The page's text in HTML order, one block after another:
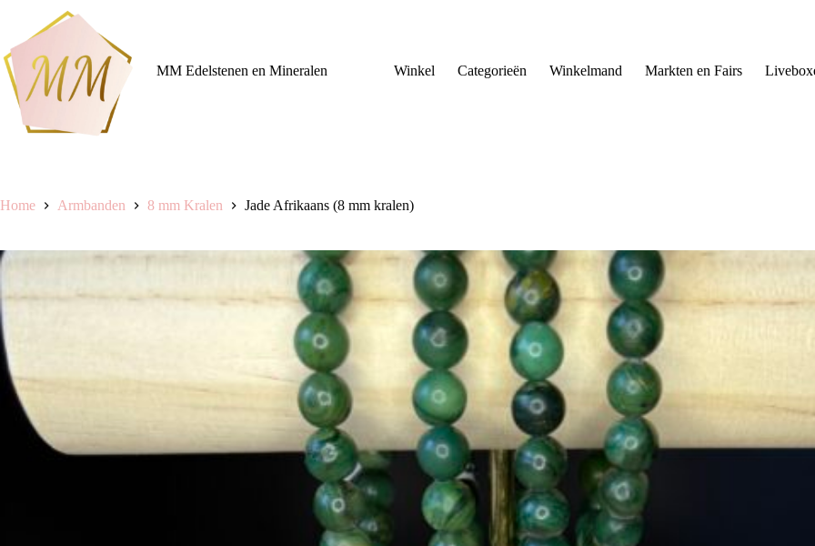
inhoud
MM Edelstenen en Mineralen
Winkel Categorieën Winkelmand Markten en Fairs
Home Armbanden 8 mm Kralen Jade Afrikaans (8 mm kralen)